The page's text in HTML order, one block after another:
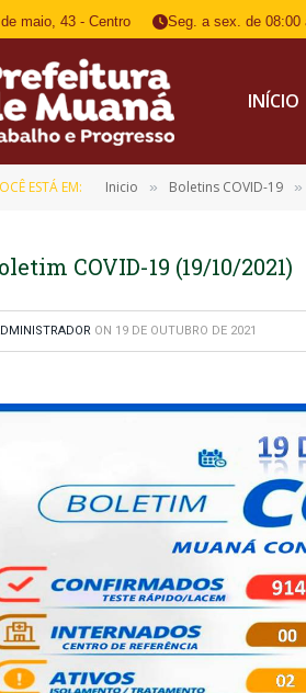
maio, 43 - Centro Seg. a sex. de 08:00
INÍCIO
ESTÁ EM: Inicio » Boletins COVID-19 »
COVID-19 (19/10/2021)
ON 19 DE OUTUBRO DE 2021